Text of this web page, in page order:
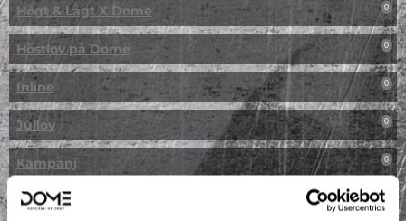
Högt & Lågt X Dome 0
Höstlov på Dome 0
Inline 0
Jullov 0
Kampanj 0
Kickbike 0